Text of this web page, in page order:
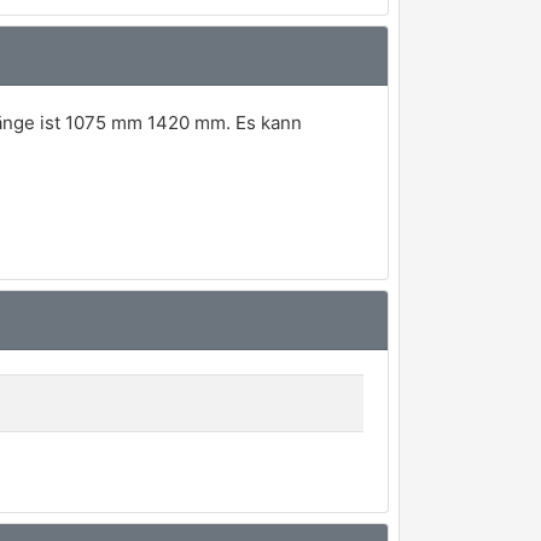
ist 1075 mm 1420 mm. Es kann